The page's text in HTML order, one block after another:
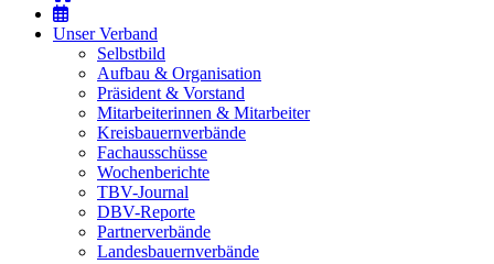
Unser Verband
Selbstbild
Aufbau & Organisation
Präsident & Vorstand
Mitarbeiterinnen & Mitarbeiter
Kreisbauernverbände
Fachausschüsse
Wochenberichte
TBV-Journal
DBV-Reporte
Partnerverbände
Landesbauernverbände